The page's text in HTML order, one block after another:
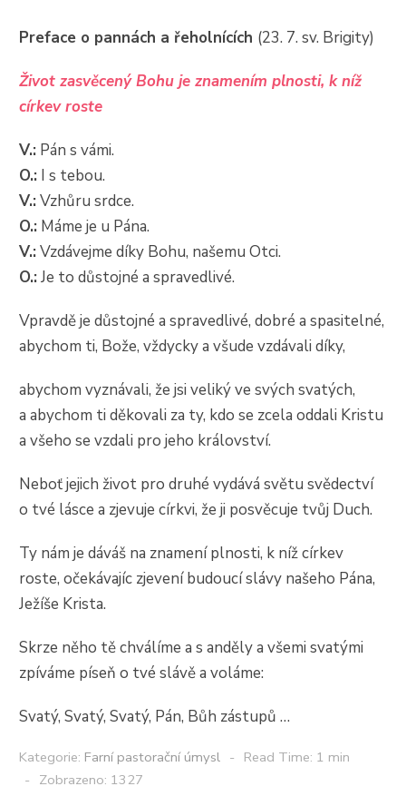
Preface o pannách a řeholnících (23. 7. sv. Brigity)
Život zasvěcený Bohu je znamením plnosti, k níž
církev roste
V.: Pán s vámi.
O.: I s tebou.
V.:Vzhůru srdce.
O.: Máme je u Pána.
V.:Vzdávejme díky Bohu, našemu Otci.
O.:Je to důstojné a spravedlivé.
Vpravdě je důstojné a spravedlivé, dobré a spasitelné,
abychom ti, Bože, vždycky a všude vzdávali díky,
abychom vyznávali, že jsi veliký ve svých svatých,
a abychom ti děkovali za ty, kdo se zcela oddali Kristu
a všeho se vzdali pro jeho království.
Neboť jejich život pro druhé vydává světu svědectví
o tvé lásce a zjevuje církvi, že ji posvěcuje tvůj Duch.
Ty nám je dáváš na znamení plnosti, k níž církev
roste, očekávajíc zjevení budoucí slávy našeho Pána,
Ježíše Krista.
Skrze něho tě chválíme a s anděly a všemi svatými
zpíváme píseň o tvé slávě a voláme:
Svatý, Svatý, Svatý, Pán, Bůh zástupů …
Kategorie: Farní pastorační úmysl
Read Time: 1 min
Zobrazeno: 1327